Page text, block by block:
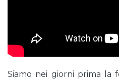
Siamo nei giorni prima la